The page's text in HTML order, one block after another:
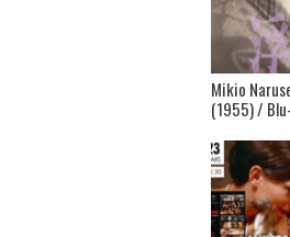
Mikio
(1955) /